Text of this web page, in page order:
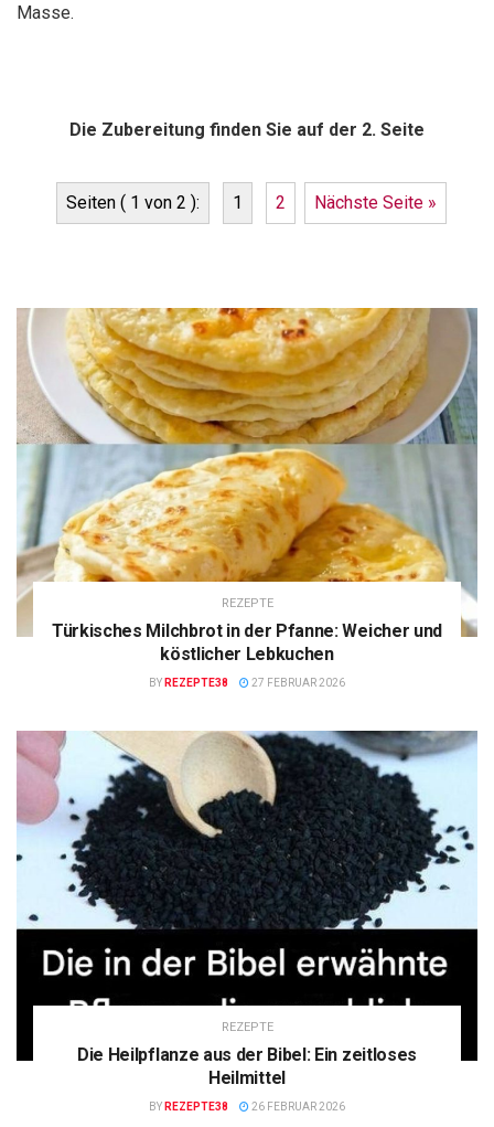
Masse.
Die Zubereitung finden Sie auf der 2. Seite
Seiten ( 1 von 2 ): 1 2 Nächste Seite »
REZEPTE
Türkisches Milchbrot in der Pfanne: Weicher und
köstlicher Lebkuchen
BY REZEPTE38 27 FEBRUAR 2026
REZEPTE
Die Heilpflanze aus der Bibel: Ein zeitloses
Heilmittel
BY REZEPTE38 26 FEBRUAR 2026